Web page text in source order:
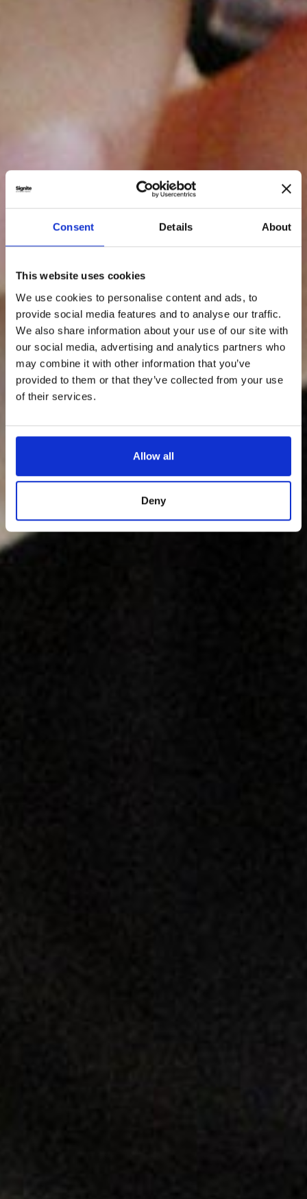
Consent Details About
This website uses cookies
We use cookies to personalise content and ads, to
provide social media features and to analyse our traffic.
We also share information about your use of our site with
our social media, advertising and analytics partners who
may combine it with other information that you’ve
provided to them or that they’ve collected from your use
of their services.
Allow all
Deny